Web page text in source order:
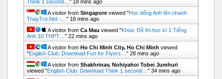
Think 1 second… " 18 mins ago
A visitor from Singapore viewed "Học tiếng Anh lên nhanh
ThayTro.Net -… " 18 mins ago
A visitor from Ca Mau viewed "Khóa: Đề thi học kì 1 Tiếng
Anh 10 THPT… " 22 mins ago
A visitor from Ho Chi Minh City, Ho Chi Minh viewed
"English Club: Download Fun for Flyers… " 28 mins ago
A visitor from Shakhrinav, Nohiyahoi Tobei Jumhuri
viewed "English Club: Download Think 1 second… " 34 mins ago